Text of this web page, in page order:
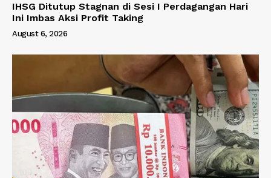
IHSG Ditutup Stagnan di Sesi I Perdagangan Hari
Ini Imbas Aksi Profit Taking
August 6, 2026